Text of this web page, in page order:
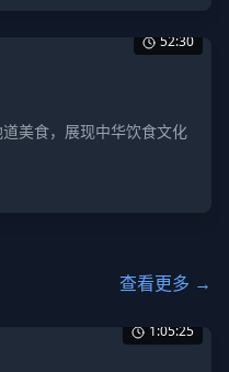
52:30
美食，展现中华饮食文化
查看更多 →
1:05:25